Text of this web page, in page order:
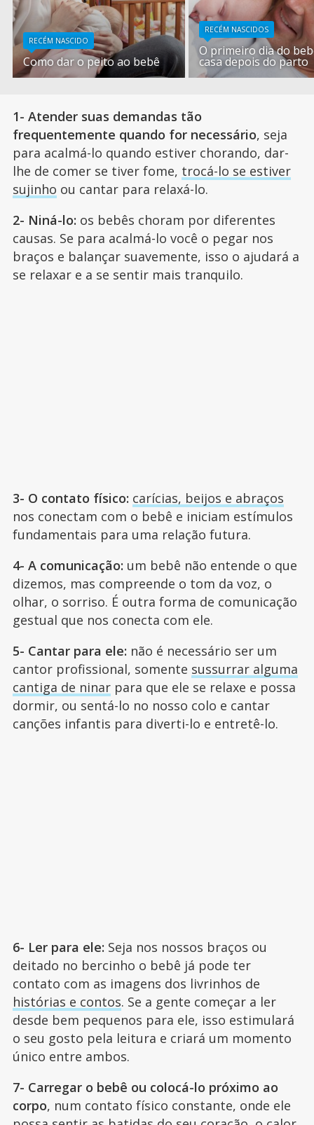
RECÉM NASCIDO
Como dar o peito ao bebê
RECÉM NASCIDOS
O primeiro dia do
casa depois do parto
1- Atender suas demandas tão
frequentemente quando for necessário, seja
para acalmá-lo quando estiver chorando, dar-
lhe de comer se tiver fome, trocá-lo se estiver
sujinho ou cantar para relaxá-lo.
2- Niná-lo: os bebês choram por diferentes
causas. Se para acalmá-lo você o pegar nos
braços e balançar suavemente, isso o ajudará a
se relaxar e a se sentir mais tranquilo.
3- O contato físico: carícias, beijos e abraços
nos conectam com o bebê e iniciam estímulos
fundamentais para uma relação futura.
4- A comunicação: um bebê não entende o que
dizemos, mas compreende o tom da voz, o
olhar, o sorriso. É outra forma de comunicação
gestual que nos conecta com ele.
5- Cantar para ele: não é necessário ser um
cantor profissional, somente sussurrar alguma
cantiga de ninarpara que ele se relaxe e possa
dormir, ou sentá-lo no nosso colo e cantar
canções infantis para diverti-lo e entretê-lo.
6- Ler para ele: Seja nos nossos braços ou
deitado no bercinho o bebê já pode ter
contato com as imagens dos livrinhos de
histórias e contos. Se a gente começar a ler
desde bem pequenos para ele, isso estimulará
o seu gosto pela leitura e criará um momento
único entre ambos.
7- Carregar o bebê ou colocá-lo próximo ao
corpo, num contato físico constante, onde ele